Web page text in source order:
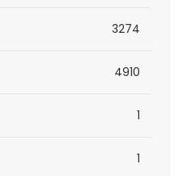
3274
4910
1
1